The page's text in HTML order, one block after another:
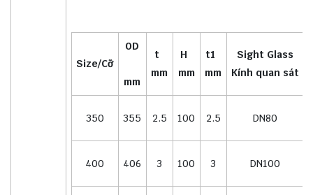
Size/Cỡ
OD
mm
t
mm
H
mm
t1
mm
Sight Glass
Kính quan sát
350 355 2.5 100 2.5 DN80
400 406 3 100 3 DN100